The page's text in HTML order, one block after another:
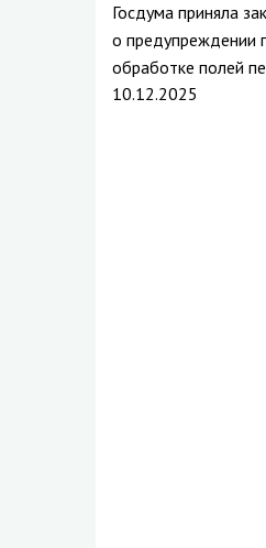
Госдума приняла
о предупреждении
обработке полей
10.12.2025